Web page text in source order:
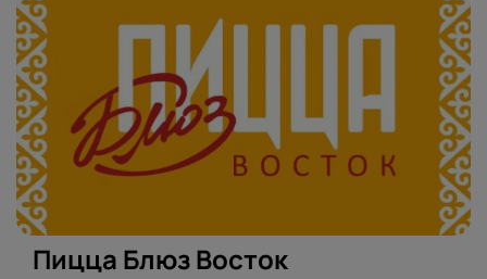
Пицца Блюз Восток